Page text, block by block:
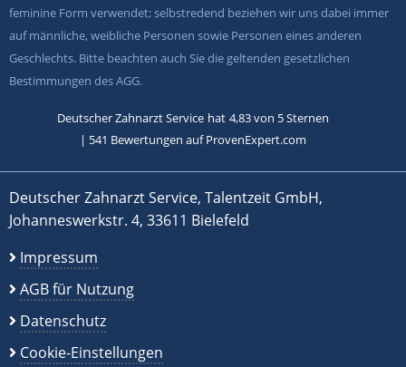
feminine Form verwendet; selbstredend beziehen wir uns dabei immer
auf männliche, weibliche Personen sowie Personen eines anderen
Geschlechts. Bitte beachten auch Sie die geltenden gesetzlichen
Bestimmungen des AGG.
Deutscher Zahnarzt Service hat 4,83von 5Sternen
| 541 Bewertungen auf ProvenExpert.com
Deutscher Zahnarzt Service, Talentzeit GmbH,
Johanneswerkstr. 4, 33611 Bielefeld
Impressum
AGB für Nutzung
Datenschutz
Cookie-Einstellungen